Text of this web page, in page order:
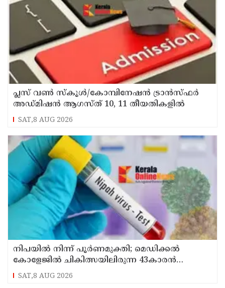
പ്ലസ് വൺ സ്‌കൂൾ/കോമ്പിനേഷൻ ട്രാൻസ്ഫർ
അഡ്മിഷൻ ആഗസ്ത് 10, 11 തീയതികളിൽ
SAT,8 AUG 2026
നിപയിൽ നിന്ന് പൂർണമുക്തി; മെഡിക്കൽ
കോളേജിൽ ചികിത്സയിലിരുന്ന 43കാരൻ
വീട്ടിലേക്ക് മടങ്ങി
SAT,8 AUG 2026